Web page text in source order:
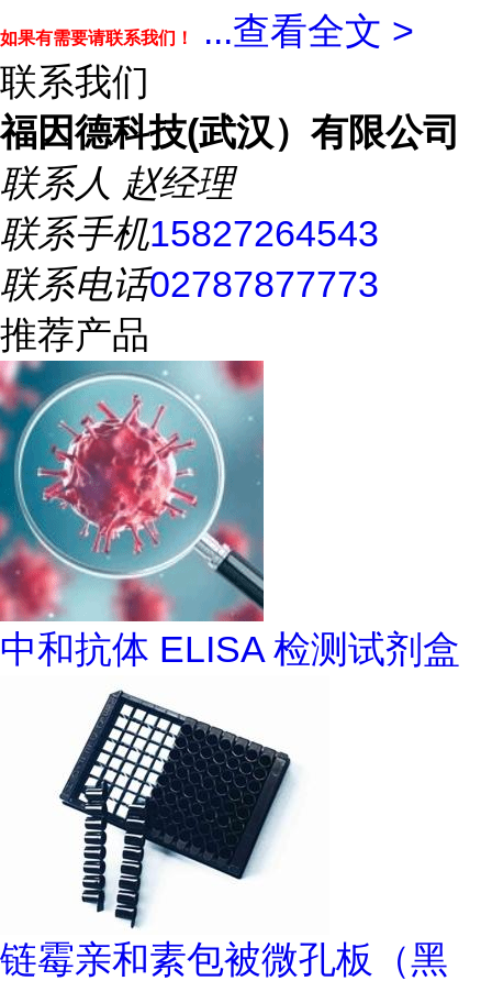
如果有需要请联系我们！ ...查看全文 >
联系我们
福因德科技(武汉）有限公司
联系人 赵经理
联系手机15827264543
联系电话02787877773
推荐产品
中和抗体 ELISA 检测试剂盒
链霉亲和素包被微孔板（黑